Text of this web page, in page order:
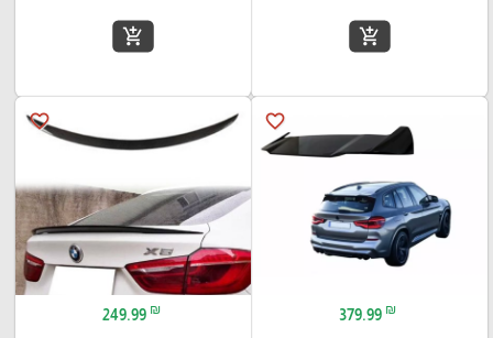
add_shopping_cart
add_shopping_cart
favorite_border
379.99 ₪
favorite_border
249.99 ₪